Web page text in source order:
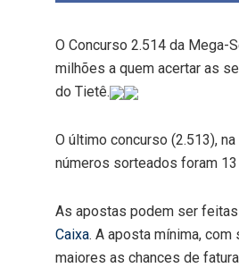
O Concurso 2.514 da Mega-
milhões a quem acertar as
do Tietê.
O último concurso (2.513),
números sorteados foram
As apostas podem ser
Caixa. A aposta mínima, com
maiores as chances de